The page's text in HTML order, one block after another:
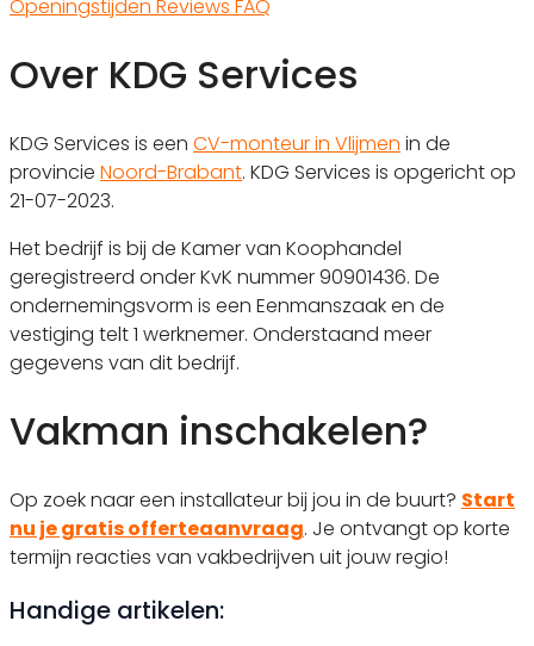
Openingstijden Reviews FAQ
Over KDG Services
KDG Services is een CV-monteur in Vlijmen in de
provincie Noord-Brabant. KDG Services is opgericht op
21-07-2023.
Het bedrijf is bij de Kamer van Koophandel
geregistreerd onder KvK nummer 90901436. De
ondernemingsvorm is een Eenmanszaak en de
vestiging telt 1 werknemer. Onderstaand meer
gegevens van dit bedrijf.
Vakman inschakelen?
Op zoek naar een installateur bij jou in de buurt? Start
nu je gratis offerteaanvraag. Je ontvangt op korte
termijn reacties van vakbedrijven uit jouw regio!
Handige artikelen: